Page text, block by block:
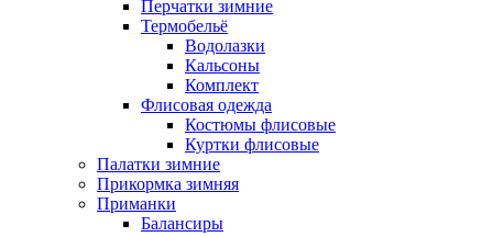
Перчатки зимние
Термобельё
Водолазки
Кальсоны
Комплект
Флисовая одежда
Костюмы флисовые
Куртки флисовые
Палатки зимние
Прикормка зимняя
Приманки
Балансиры